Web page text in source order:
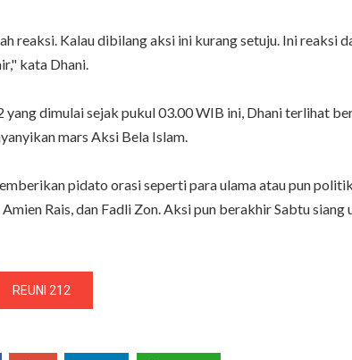
reaksi. Kalau dibilang aksi ini kurang setuju. Ini reaksi
kata Dhani.
yang dimulai sejak pukul 03.00 WIB ini, Dhani terlihat
mars Aksi Bela Islam.
pidato orasi seperti para ulama atau pun
Rais, dan Fadli Zon. Aksi pun berakhir Sabtu siang
REUNI 212